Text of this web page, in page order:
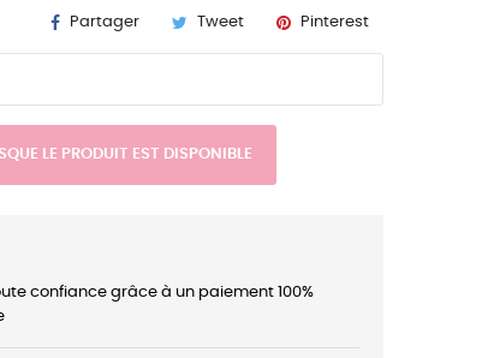
Partager Tweet Pinterest
LE PRODUIT EST DISPONIBLE
confiance grâce à un paiement 100%